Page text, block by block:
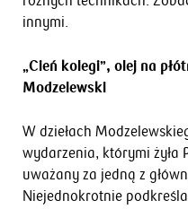
innymi.
„Cień kolegi”, olej na
Modzelewski
W dziełach
wydarzenia, którymi żyła
uważany za jedną z
Niejednokrotnie